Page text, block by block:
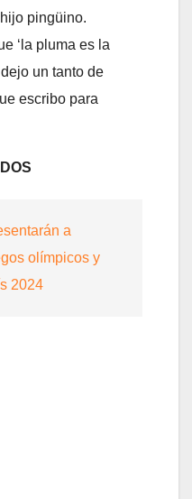
pingüino.
‘la pluma es la
un tanto de
escribo para
a
olímpicos y
2024